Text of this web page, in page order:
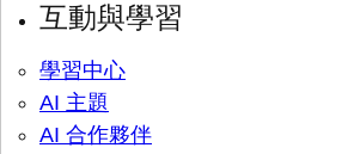
互動與學習
學習中心
AI 主題
AI 合作夥伴